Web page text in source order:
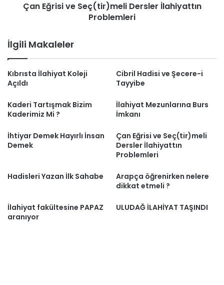
Çan Eğrisi ve Seç(tir)meli Dersler İlahiyattın
Problemleri
İlgili Makaleler
Kıbrısta İlahiyat Koleji
Açıldı
Cibril Hadisi ve Şecere-i
Tayyibe
Kaderi Tartışmak Bizim
Kaderimiz Mi ?
İlahiyat Mezunlarına Burs
İmkanı
İhtiyar Demek Hayırlı İnsan
Demek
Çan Eğrisi ve Seç(tir)meli
Dersler İlahiyattın
Problemleri
Hadisleri Yazan İlk Sahabe
Arapça öğrenirken nelere
dikkat etmeli ?
İlahiyat fakültesine PAPAZ
aranıyor
ULUDAĞ İLAHİYAT TAŞINDI